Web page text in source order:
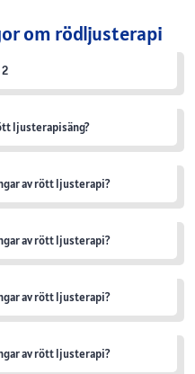
om rödljusterapi
ljusterapisäng?
av rött ljusterapi?
av rött ljusterapi?
av rött ljusterapi?
av rött ljusterapi?